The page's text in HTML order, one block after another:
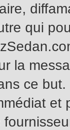
qui
la
ce
et